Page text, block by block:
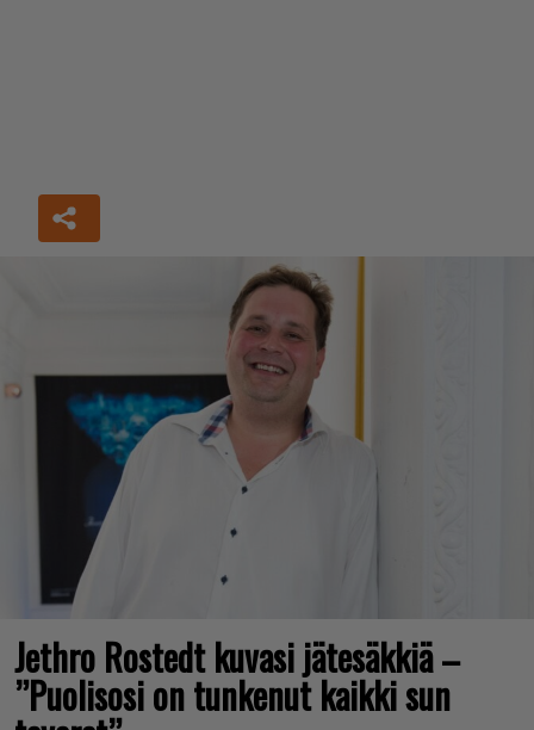
Jethro Rostedt kuvasi jätesäkkiä –
”Puolisosi on tunkenut kaikki sun